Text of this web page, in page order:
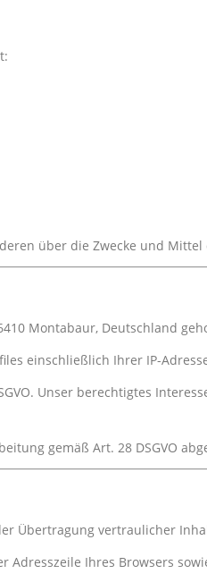
über die Zwecke und
Montabaur, Deutschland
einschließlich Ihrer IP-
Unser berechtigtes
gemäß Art. 28 DSGVO
Übertragung vertraulicher
Ihres Browsers